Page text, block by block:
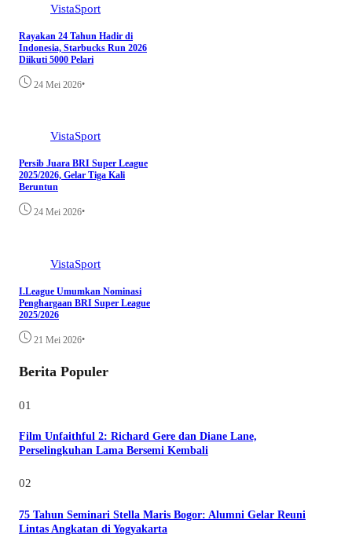
VistaSport
Rayakan 24 Tahun Hadir di
Indonesia, Starbucks Run 2026
Diikuti 5000 Pelari
24 Mei 2026•
VistaSport
Persib Juara BRI Super League
2025/2026, Gelar Tiga Kali
Beruntun
24 Mei 2026•
VistaSport
I.League Umumkan Nominasi
Penghargaan BRI Super League
2025/2026
21 Mei 2026•
Berita Populer
01
Film Unfaithful 2: Richard Gere dan Diane Lane,
Perselingkuhan Lama Bersemi Kembali
02
75 Tahun Seminari Stella Maris Bogor: Alumni Gelar Reuni
Lintas Angkatan di Yogyakarta